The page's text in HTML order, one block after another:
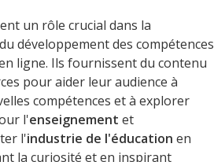
un rôle crucial dans la
développement des compétences
ligne. Ils fournissent du contenu
pour aider leur audience à
compétences et à explorer
l'enseignement et
l'industrie de l'éducation en
la curiosité et en inspirant